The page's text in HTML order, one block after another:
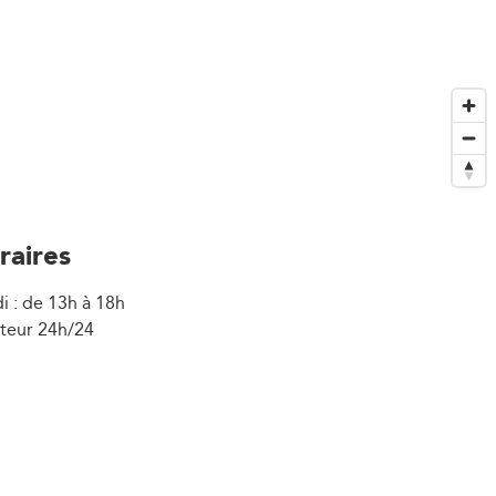
: de 13h à 18h
24h/24